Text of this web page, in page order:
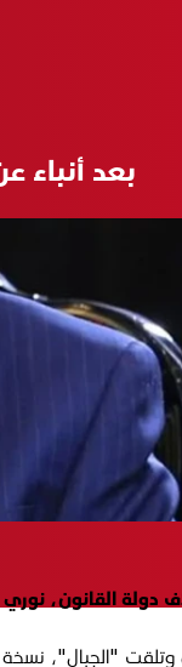
بعد
دولة القانون،
"الجبال"،